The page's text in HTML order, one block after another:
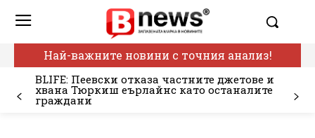
Най-важните новини с точния анализ!
BLIFE: Пеевски отказа частните джетове и
хвана Тюркиш еърлайнс като останалите
граждани